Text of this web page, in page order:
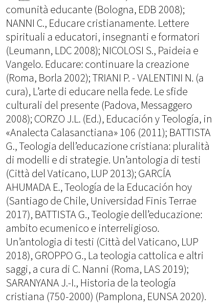
comunità educante (Bologna, EDB 2008);
NANNI C., Educare cristianamente. Lettere
spirituali a educatori, insegnanti e formatori
(Leumann, LDC 2008); NICOLOSI S., Paideia e
Vangelo. Educare: continuare la creazione
(Roma, Borla 2002); TRIANI P. - VALENTINI N. (a
cura), L’arte di educare nella fede. Le sfide
culturali del presente (Padova, Messaggero
2008); CORZO J.L. (Ed.), Educación y Teología, in
«Analecta Calasanctiana» 106 (2011); BATTISTA
G., Teologia dell’educazione cristiana: pluralità
di modelli e di strategie. Un’antologia di testi
(Città del Vaticano, LUP 2013); GARCÍA
AHUMADA E., Teología de la Educación hoy
(Santiago de Chile, Universidad Finis Terrae
2017), BATTISTA G., Teologie dell’educazione:
ambito ecumenico e interreligioso.
Un’antologia di testi (Città del Vaticano, LUP
2018), GROPPO G., La teologia cattolica e altri
saggi, a cura di C. Nanni (Roma, LAS 2019);
SARANYANA J.-I., Historia de la teología
cristiana (750-2000) (Pamplona, EUNSA 2020).